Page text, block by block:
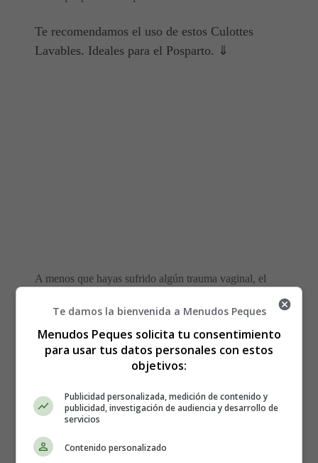
Te recomendamos el uso de estos Culottes
Lavables. Ideales para el Posparto. ⇓
A menos que hayas sufrido algún trauma vaginal, el
idea en este momento son losejercicios suaves del suelo
pélvico.
Posparto Fase 2
Durante los primeros 3 meses se va restaurando el
tono muscular y el tejido conectivo
embarazo. Aunque el cambio es sutil durante esta fase...
el cuerpo de una mujer no se restablece completamente
Te damos la bienvenida a Menudos Peques
Menudos Peques solicita tu consentimiento
para usar tus datos personales con estos
objetivos:
Publicidad personalizada, medición de contenido y
publicidad, investigación de audiencia y desarrollo de
servicios
Contenido personalizado